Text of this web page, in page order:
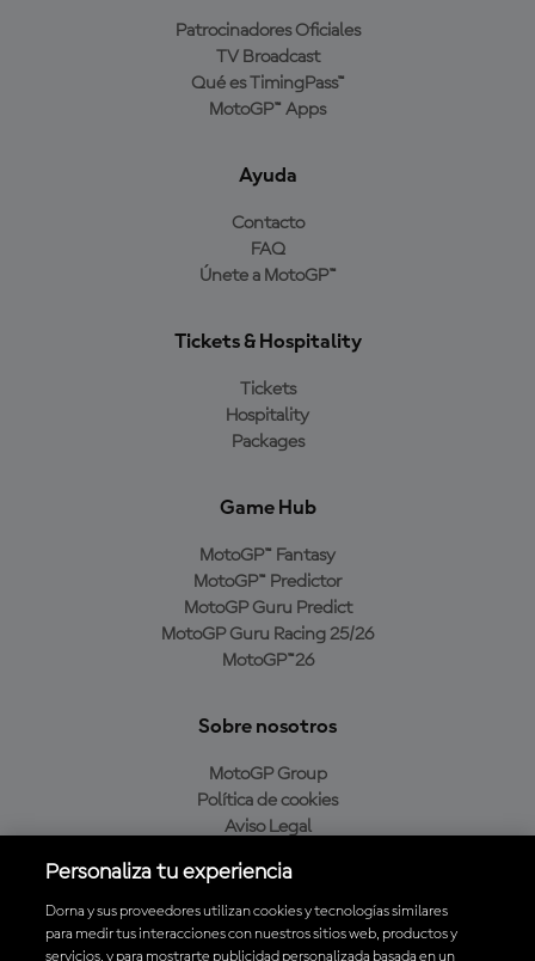
Patrocinadores Oficiales
TV Broadcast
Qué es TimingPass™
MotoGP™ Apps
Ayuda
Contacto
FAQ
Únete a MotoGP™
Tickets & Hospitality
Tickets
Hospitality
Packages
Game Hub
MotoGP™ Fantasy
MotoGP™ Predictor
MotoGP Guru Predict
MotoGP Guru Racing 25/26
MotoGP™26
Sobre nosotros
MotoGP Group
Política de cookies
Aviso Legal
Política de compra
Personaliza tu experiencia
Dorna y sus proveedores utilizan cookies y tecnologías similares
para medir tus interacciones con nuestros sitios web, productos y
servicios, y para mostrarte publicidad personalizada basada en un